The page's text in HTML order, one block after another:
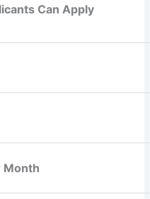
Can Apply
Month